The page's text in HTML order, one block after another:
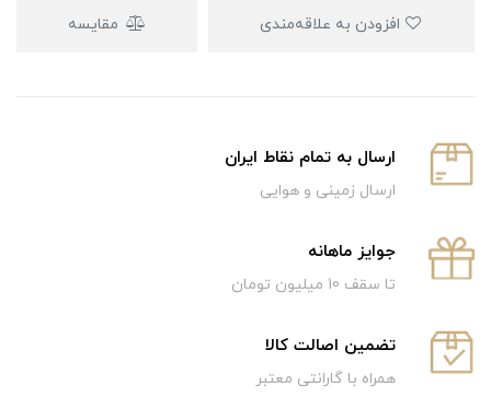
مقایسه
ارسال به تمام نقاط ایران
ارسال زمینی و هوایی
جوایز ماهانه
تا سقف 10 میلیون تومان
تضمین اصالت کالا
همراه با گارانتی معتبر